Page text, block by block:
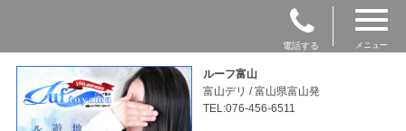
電話する メニュー
ルーフ富山
富山デリ / 富山県富山発
TEL:076-456-6511